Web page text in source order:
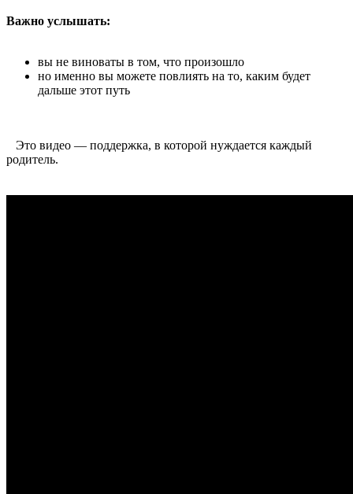
Важно услышать:
вы не виноваты в том, что произошло
но именно вы можете повлиять на то, каким будет
дальше этот путь
Это видео — поддержка, в которой нуждается каждый
родитель.